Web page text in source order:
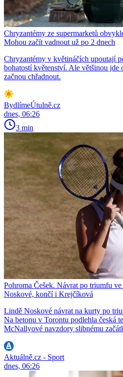
Chryzantémy ze supermarketů
Mohou začít vadnout už po 2 dnech
Chryzantémy v květináčích upoutají
bohatostí květenství. Ale většinou jde
začnou chřadnout.
BydlímeÚtulně.cz
dnes, 06:26
3 min
Pohroma Češek. Návrat po triumfu
Noskové, končí i Krejčíková
Lindě Noskové návrat na kurty po
Na betonu v Torontu podlehla česká
McNallyové navzdory slibnému
Aktuálně.cz - Sport
dnes, 06:26